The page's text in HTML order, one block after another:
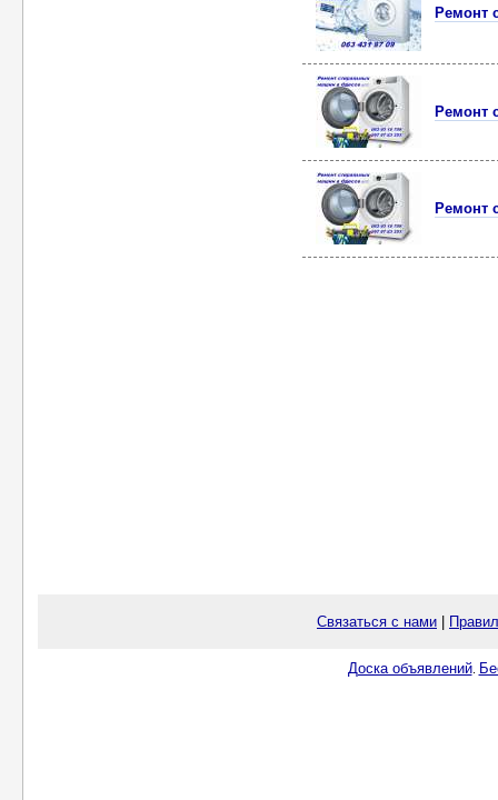
Ремонт
Ремонт
Ремонт
Связаться с нами
Доска объявлений.